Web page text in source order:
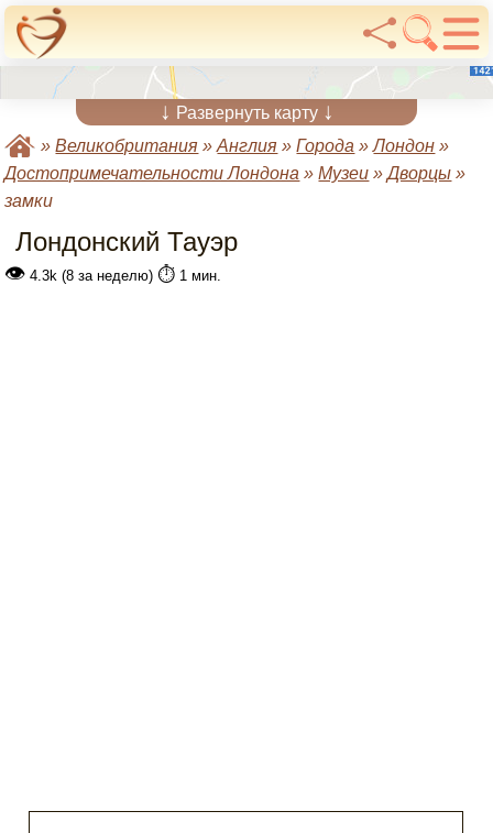
↓ Развернуть карту ↓
»Великобритания »Англия »Города »Лондон »
Достопримечательности Лондона »Музеи »Дворцы »
замки
Лондонский Тауэр
👁 4.3k (8 за неделю) ⏱️ 1 мин.